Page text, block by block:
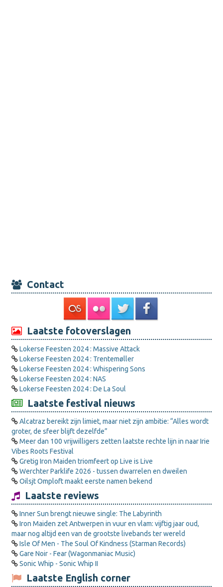
Contact
Laatste fotoverslagen
Lokerse Feesten 2024 : Massive Attack
Lokerse Feesten 2024 : Trentemøller
Lokerse Feesten 2024 : Whispering Sons
Lokerse Feesten 2024 : NAS
Lokerse Feesten 2024 : De La Soul
Laatste festival nieuws
Alcatraz bereikt zijn limiet, maar niet zijn ambitie: “Alles wordt
groter, de sfeer blijft dezelfde”
Meer dan 100 vrijwilligers zetten laatste rechte lijn in naar Irie
Vibes Roots Festival
Gretig Iron Maiden triomfeert op Live is Live
Werchter Parklife 2026 - tussen dwarrelen en dweilen
Oilsjt Omploft maakt eerste namen bekend
Laatste reviews
Inner Sun brengt nieuwe single: The Labyrinth
Iron Maiden zet Antwerpen in vuur en vlam: vijftig jaar oud,
maar nog altijd een van de grootste livebands ter wereld
Isle Of Men - The Soul Of Kindness (Starman Records)
Gare Noir - Fear (Wagonmaniac Music)
Sonic Whip - Sonic Whip II
Laatste English corner